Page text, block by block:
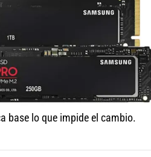
base lo que impide el cambio.